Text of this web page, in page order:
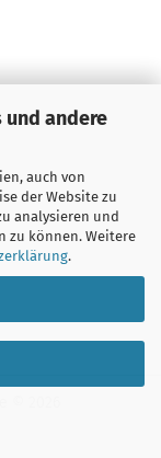
und andere
auch von
der Website zu
analysieren und
zu können. Weitere
.